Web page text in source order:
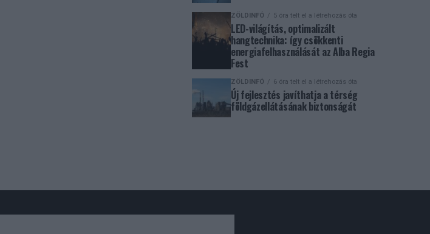
ZÖLDINFÓ 5 óra telt el a létrehozás óta
LED-világítás, optimalizált
hangtechnika: így csökkenti
energiafelhasználását az Alba Regia
Fest
ZÖLDINFÓ 6 óra telt el a létrehozás óta
Új fejlesztés javíthatja a térség
földgázellátásának biztonságát